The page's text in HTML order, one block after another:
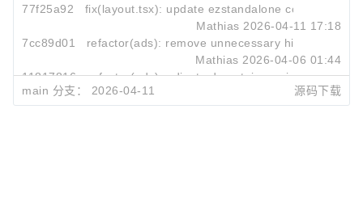
77f25a92
fix(layout.tsx): update ezstandalone configuration
Mathias 2026-04-11 17:18
7cc89d01
refactor(ads): remove unnecessary hidden class
Mathias 2026-04-06 01:44
11817816
refactor(ads): adjust ad container min-height and
2026-04-06 01:21
main 分支： 2026-04-11 源码下载